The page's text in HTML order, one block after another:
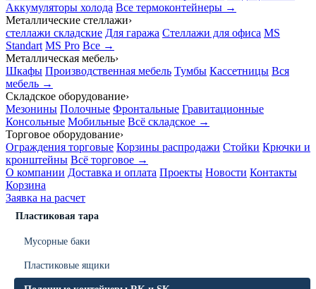
Аккумуляторы холода Все термоконтейнеры →
Металлические стеллажи›
стеллажи складские Для гаража Стеллажи для офиса MS
Standart MS Pro Все →
Металлическая мебель›
Шкафы Производственная мебель Тумбы Кассетницы Вся
мебель →
Складское оборудование›
Мезонины Полочные Фронтальные Гравитационные
Консольные Мобильные Всё складское →
Торговое оборудование›
Ограждения торговые Корзины распродажи Стойки Крючки и
кронштейны Всё торговое →
О компании Доставка и оплата Проекты Новости Контакты
Корзина
Заявка на расчет
Пластиковая тара
Мусорные баки
Пластиковые ящики